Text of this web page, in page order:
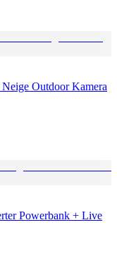
Outdoor Kamera
Powerbank + Live